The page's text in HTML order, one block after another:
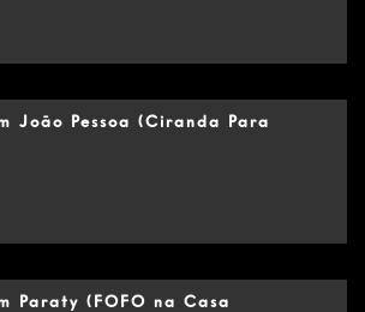
João Pessoa (Ciranda Para
Paraty (FOFO na Casa